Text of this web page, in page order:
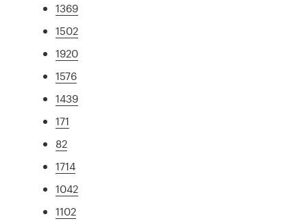
1369
1502
1920
1576
1439
171
82
1714
1042
1102